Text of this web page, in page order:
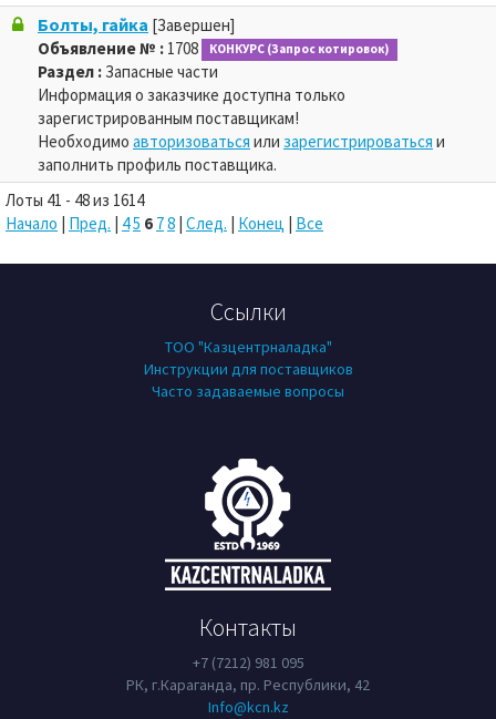
Лоты 41 - 48 из 1614
Начало | Пред. | 45 6 78 | След. | Конец | Все
Болты, гайка [Завершен]
Объявление № : 1708 КОНКУРС (Запрос котировок)
Раздел :Запасные части
Информация о заказчике доступна только
зарегистрированным поставщикам!
Необходимо авторизоваться или зарегистрироваться и
заполнить профиль поставщика.
Ссылки
ТОО "Казцентрналадка"
Инструкции для поставщиков
Часто задаваемые вопросы
Контакты
+7 (7212) 981 095
РК, г.Караганда, пр. Республики, 42
Info@kcn.kz